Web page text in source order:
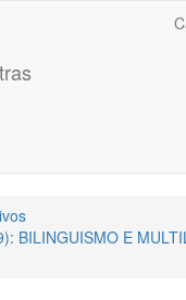
BILINGUISMO E